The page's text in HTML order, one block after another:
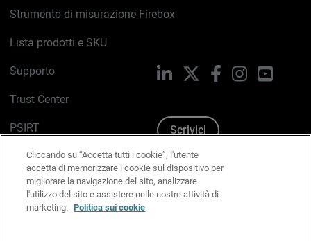
Strumento di misurazione Firebox
Lista prodotti e SKU
Supporto
Trust Center
PSIRT
Politica sui cookie
Informativa sulla privacy
Kit Media & Brand
LinkedIn FacebookInstagram
Scrivici
Cliccando su “Accetta tutti i cookie”, l'utente
accetta di memorizzare i cookie sul dispositivo per
migliorare la navigazione del sito, analizzare
l'utilizzo del sito e assistere nelle nostre attività di
marketing. Politica sui cookie